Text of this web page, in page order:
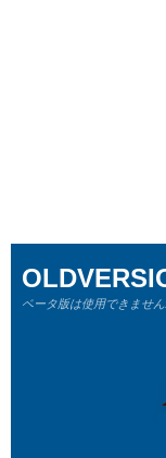
ベータ版は使用できませ